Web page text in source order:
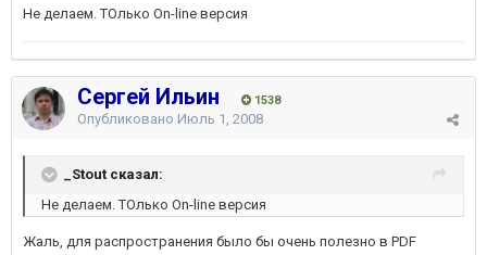
Не делаем. ТОлько On-line версия
Сергей Ильин 1538
Опубликовано Июль 1, 2008
_Stout сказал:
Не делаем. ТОлько On-line версия
Жаль, для распространения было бы очень полезно в PDF